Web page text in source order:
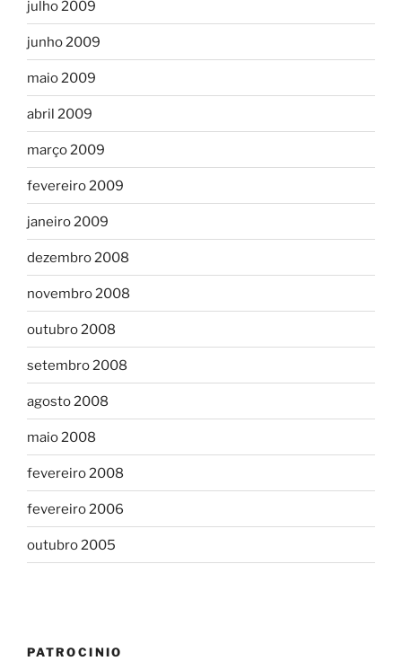
julho 2009
junho 2009
maio 2009
abril 2009
março 2009
fevereiro 2009
janeiro 2009
dezembro 2008
novembro 2008
outubro 2008
setembro 2008
agosto 2008
maio 2008
fevereiro 2008
fevereiro 2006
outubro 2005
PATROCINIO